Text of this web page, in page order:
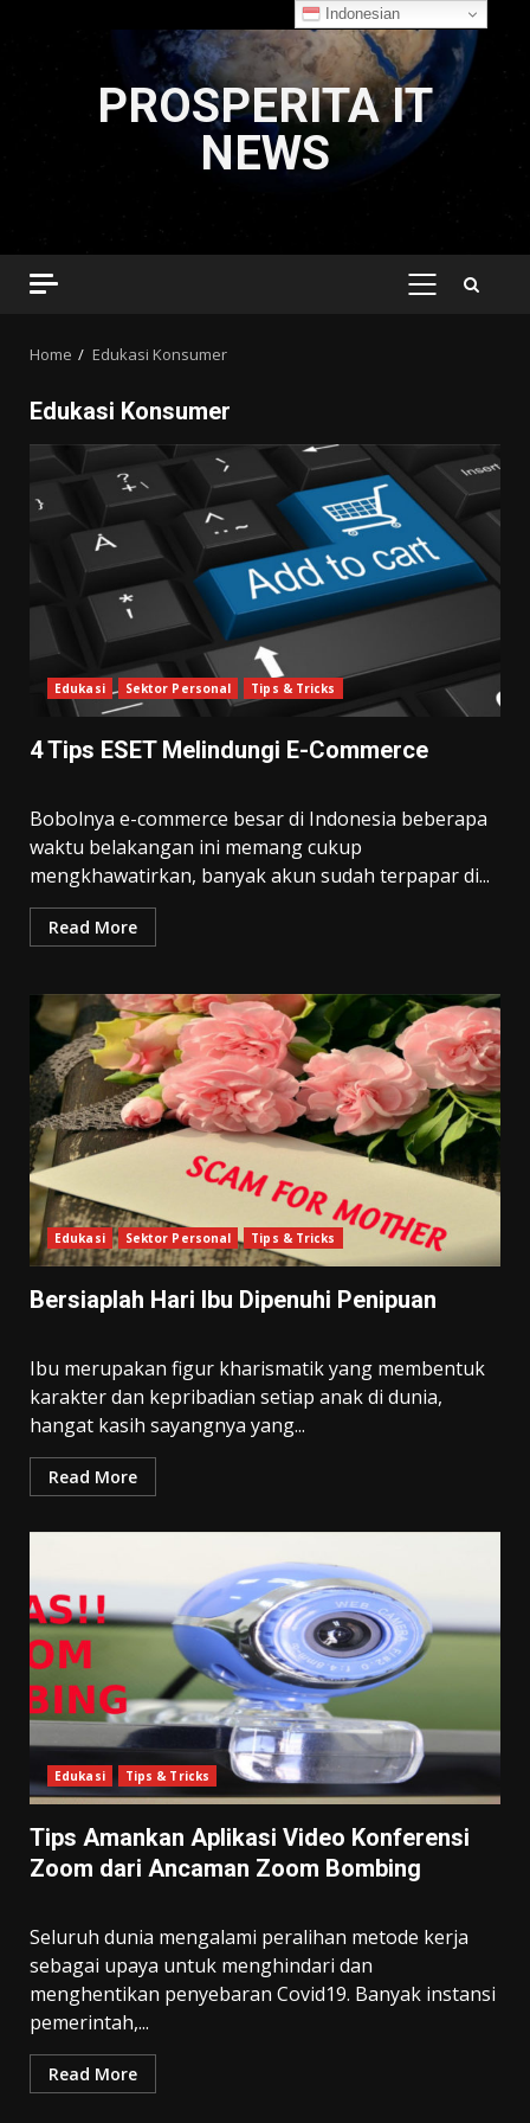
PROSPERITA IT
NEWS
PRIMARY
Home Edukasi Konsumer
Edukasi Konsumer
Edukasi Sektor Personal Tips & Tricks
4 Tips ESET Melindungi E-Commerce
Bobolnya e-commerce besar di Indonesia beberapa
waktu belakangan ini memang cukup
mengkhawatirkan, banyak akun sudah terpapar di...
Read More
Edukasi Sektor Personal Tips & Tricks
Bersiaplah Hari Ibu Dipenuhi Penipuan
Ibu merupakan figur kharismatik yang membentuk
karakter dan kepribadian setiap anak di dunia,
hangat kasih sayangnya yang...
Read More
Edukasi Tips & Tricks
Tips Amankan Aplikasi Video Konferensi
Zoom dari Ancaman Zoom Bombing
Seluruh dunia mengalami peralihan metode kerja
sebagai upaya untuk menghindari dan
menghentikan penyebaran Covid19. Banyak instansi
pemerintah,...
Read More
Indonesian